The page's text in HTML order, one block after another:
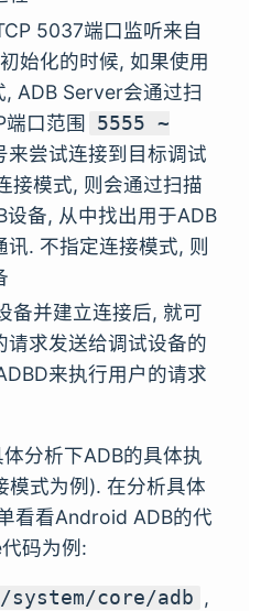
5037端口监听来自
始化的时候, 如果使用
, ADB Server会通过扫
端口范围 5555 ~
来尝试连接到目标调试
接模式, 则会通过扫描
设备, 从中找出用于ADB
讯. 不指定连接模式, 则
备并建立连接后, 就可
请求发送给调试设备的
来执行用户的请求
分析下ADB的具体执
模式为例). 在分析具体
看看Android ADB的代
码为例:
/system/core/adb ,